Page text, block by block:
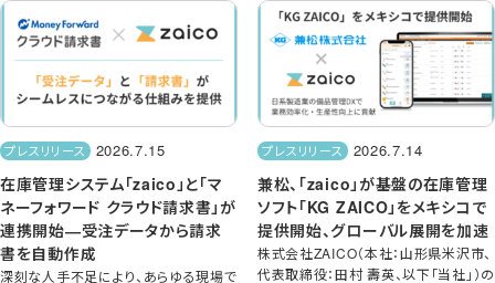
プレスリリース 2026.7.15
在庫管理システム「zaico」と「マ
ネーフォワード クラウド請求書」が
連携開始―受注データから請求
書を自動作成
深刻な人手不足により、あらゆる現場で
プレスリリース 2026.7.14
兼松、「zaico」が基盤の在庫管理
ソフト「KG ZAICO」をメキシコで
提供開始、グローバル展開を加速
株式会社ZAICO（本社：山形県米沢市、
代表取締役：田村 壽英、以下「当社」）の